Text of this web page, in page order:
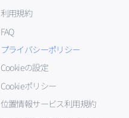
利用規約
FAQ
プライバシーポリシー
Cookieの設定
Cookieポリシー
位置情報サービス利用規約